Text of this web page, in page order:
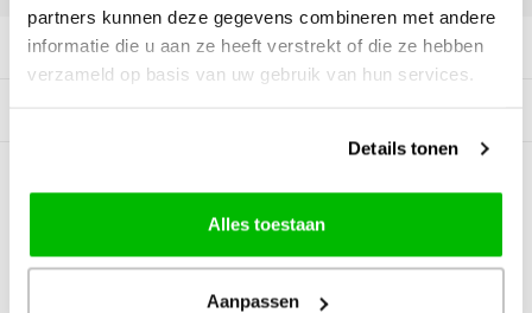
partners kunnen deze gegevens combineren met andere
informatie die u aan ze heeft verstrekt of die ze hebben
verzameld op basis van uw gebruik van hun services.
Details tonen
Alles toestaan
Aanpassen
Productomschrijving
0STERREN OP BASIS VAN0
BEOORDELINGEN
0Reviews